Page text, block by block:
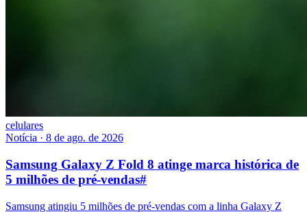
celulares
Notícia · 8 de ago. de 2026
Samsung Galaxy Z Fold 8 atinge marca histórica de
5 milhões de pré-vendas#
Samsung atingiu 5 milhões de pré-vendas com a linha Galaxy Z